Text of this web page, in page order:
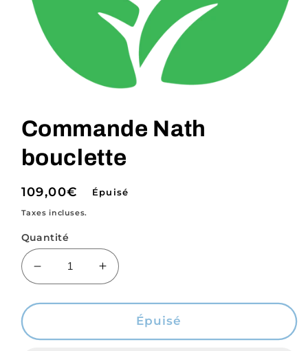
média
1
dans
une
fenêtre
Commande Nath
bouclette
Prix
habituel
109,00€ Épuisé
Taxes incluses.
Quantité
Réduire
la
quantité
Commande
Augmenter
la
quantité
Commande
Épuisé